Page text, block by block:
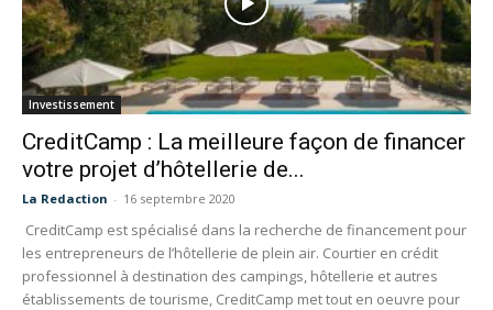
Investissement
CreditCamp : La meilleure façon de financer
votre projet d’hôtellerie de...
La Redaction - 16 septembre 2020
CreditCamp est spécialisé dans la recherche de financement pour
les entrepreneurs de l’hôtellerie de plein air. Courtier en crédit
professionnel à destination des campings, hôtellerie et autres
établissements de tourisme, CreditCamp met tout en oeuvre pour